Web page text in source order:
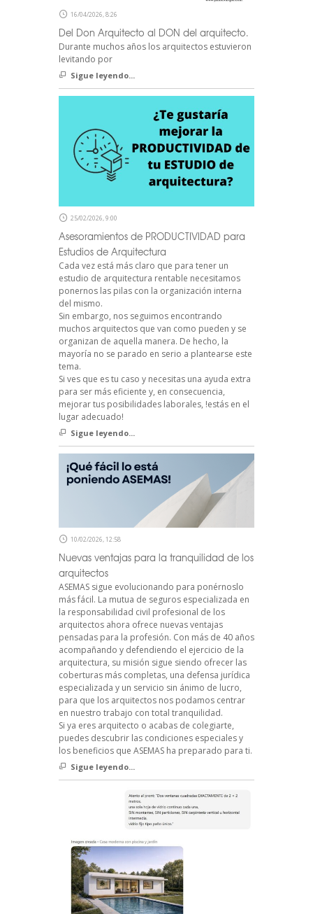
16/04/2026, 8:26
Del Don Arquitecto al DON del arquitecto.
Durante muchos años los arquitectos estuvieron
levitando por
Sigue leyendo...
25/02/2026, 9:00
Asesoramientos de PRODUCTIVIDAD para
Estudios de Arquitectura
Cada vez está más claro que para tener un
estudio de arquitectura rentable necesitamos
ponernos las pilas con la organización interna
del mismo.
Sin embargo, nos seguimos encontrando
muchos arquitectos que van como pueden y se
organizan de aquella manera. De hecho, la
mayoría no se parado en serio a plantearse este
tema.
Si ves que es tu caso y necesitas una ayuda extra
para ser más eficiente y, en consecuencia,
mejorar tus posibilidades laborales, !estás en el
lugar adecuado!
Sigue leyendo...
10/02/2026, 12:58
Nuevas ventajas para la tranquilidad de los
arquitectos
ASEMAS sigue evolucionando para ponérnoslo
más fácil. La mutua de seguros especializada en
la responsabilidad civil profesional de los
arquitectos ahora ofrece nuevas ventajas
pensadas para la profesión. Con más de 40 años
acompañando y defendiendo el ejercicio de la
arquitectura, su misión sigue siendo ofrecer las
coberturas más completas, una defensa jurídica
especializada y un servicio sin ánimo de lucro,
para que los arquitectos nos podamos centrar
en nuestro trabajo con total tranquilidad.
Si ya eres arquitecto o acabas de colegiarte,
puedes descubrir las condiciones especiales y
los beneficios que ASEMAS ha preparado para ti.
Sigue leyendo...